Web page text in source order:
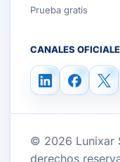
Prueba gratis
CANALES
© 2026 Lunixar
derechos